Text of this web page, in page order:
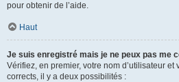
pour obtenir de l’aide.
Haut
Je suis enregistré mais je ne peux pas me
Vérifiez, en premier, votre nom d’utilisateur et
corrects, il y a deux possibilités :